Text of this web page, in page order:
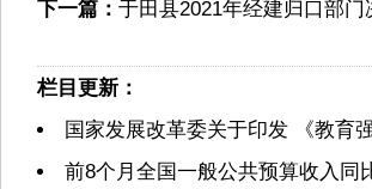
下一篇： 于田县2021年经建归口部门
栏目更新：
国家发展改革委关于印发 《教育
前8个月全国一般公共预算收入同